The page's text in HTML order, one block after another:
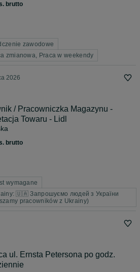
brutto
zawodowe
zmianowa, Praca w weekendy
2026
/ Pracowniczka Magazynu -
Towaru - Lidl
brutto
wymagane
🇺🇦 Запрошуємо людей з України
pracowników z Ukrainy)
ul. Ernsta Petersona po godz.